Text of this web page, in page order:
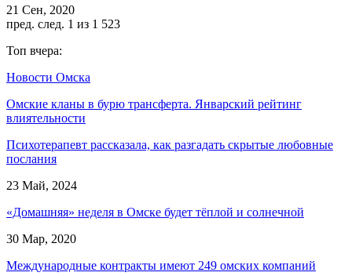
21 Сен, 2020
пред. след. 1 из 1 523
Топ вчера:
Новости Омска
Омские кланы в бурю трансферта. Январский рейтинг
влиятельности
Психотерапевт рассказала, как разгадать скрытые любовные
послания
23 Май, 2024
«Домашняя» неделя в Омске будет тёплой и солнечной
30 Мар, 2020
Международные контракты имеют 249 омских компаний